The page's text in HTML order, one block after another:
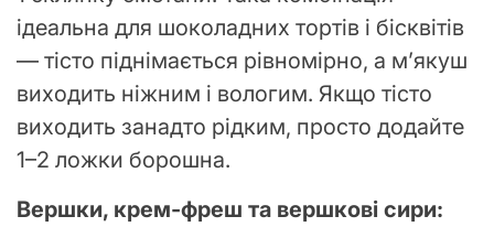
ідеальна для шоколадних тортів і бісквітів
— тісто піднімається рівномірно, а м’якуш
виходить ніжним і вологим. Якщо тісто
виходить занадто рідким, просто додайте
1–2 ложки борошна.
Вершки, крем-фреш та вершкові сири: